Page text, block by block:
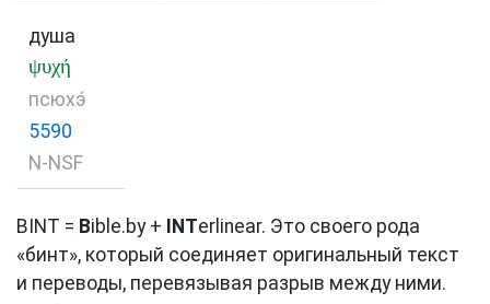
душа
ψυχή
псюхэ́
5590
N-NSF
BINT = Bible.by + INTerlinear. Это своего рода
«бинт», который соединяет оригинальный текст
и переводы, перевязывая разрыв между ними.